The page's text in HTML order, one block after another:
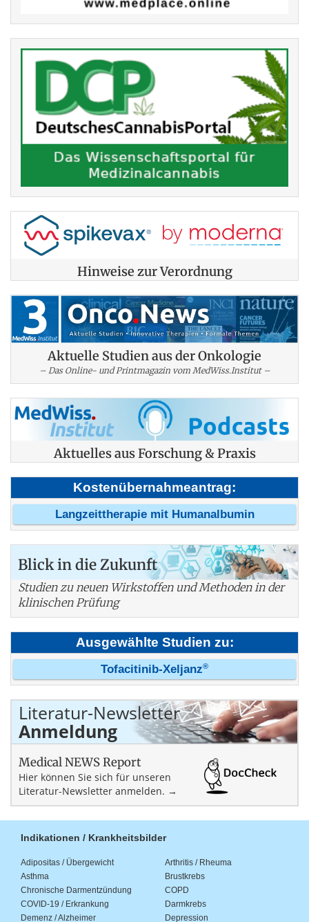
Hinweise zur Verordnung
Aktuelle Studien aus der Onkologie
– Das Online- und Printmagazin vom MedWiss.Institut –
Aktuelles aus Forschung & Praxis
Kostenübernahmeantrag:
Langzeittherapie mit Humanalbumin
Blick in die Zukunft
Studien zu neuen Wirkstoffen und Methoden in der
klinischen Prüfung
Ausgewählte Studien zu:
Tofacitinib-Xeljanz®
Literatur-Newsletter
Anmeldung
Medical NEWS Report
Hier können Sie sich für unseren
Literatur-Newsletter anmelden. →
Indikationen / Krankheitsbilder
Adipositas / Übergewicht
Arthritis / Rheuma
Asthma
Brustkrebs
Chronische Darmentzündung
COPD
COVID-19 / Erkrankung
Darmkrebs
Demenz / Alzheimer
Depression